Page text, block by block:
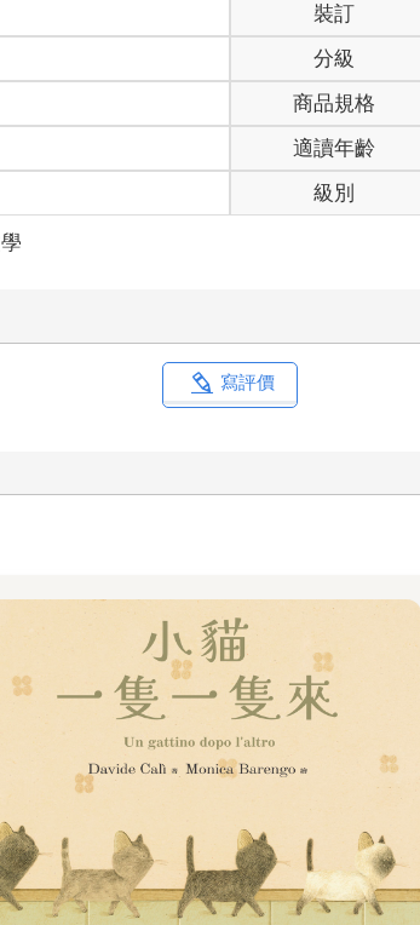
裝訂
分級
商品規格
適讀年齡
級別
寫評價